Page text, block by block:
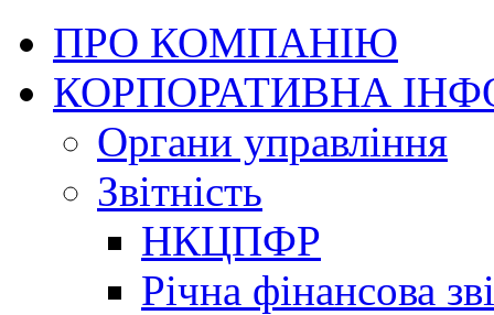
ПРО КОМПАНІЮ
КОРПОРАТИВНА
Органи управління
Звітність
НКЦПФР
Річна фінансова